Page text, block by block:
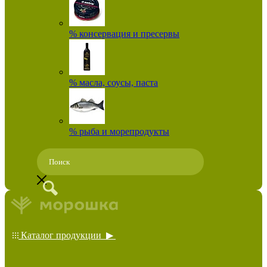
% консервация и пресервы
% масла, соусы, паста
% рыба и морепродукты
Каталог продукции ▶